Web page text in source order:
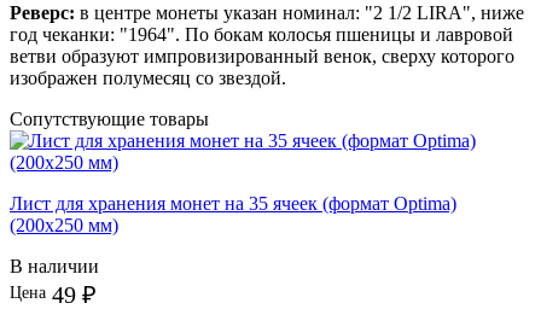
Реверс: в центре монеты указан номинал: "2 1/2 LIRA", ниже
год чеканки: "1964". По бокам колосья пшеницы и лавровой
ветви образуют импровизированный венок, сверху которого
изображен полумесяц со звездой.
Сопутствующие товары
Лист для хранения монет на 35 ячеек (формат Optima)
(200х250 мм)
В наличии
Цена 49 ₽